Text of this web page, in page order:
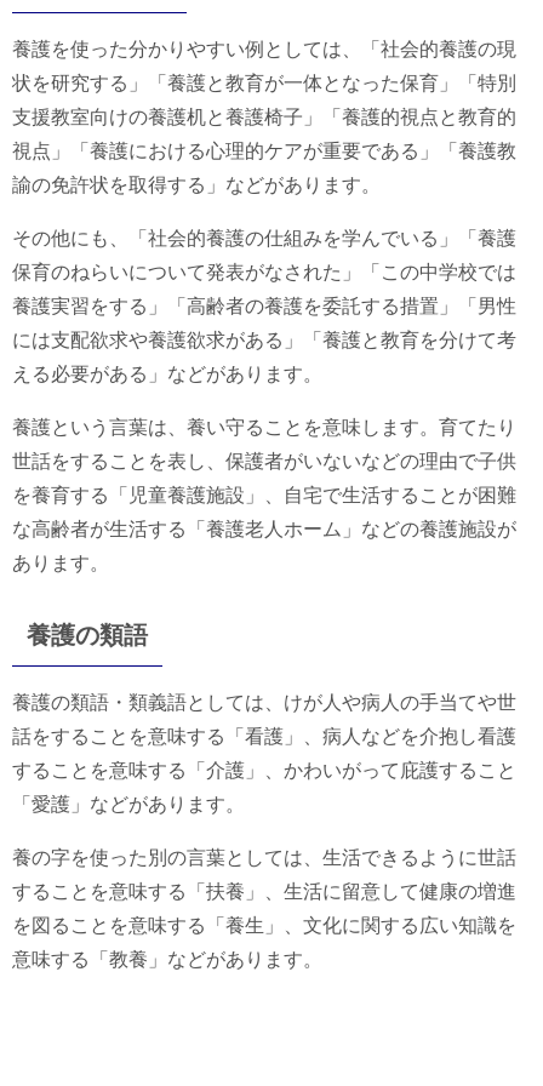
養護を使った分かりやすい例としては、「社会的養護の現
状を研究する」「養護と教育が一体となった保育」「特別
支援教室向けの養護机と養護椅子」「養護的視点と教育的
視点」「養護における心理的ケアが重要である」「養護教
諭の免許状を取得する」などがあります。
その他にも、「社会的養護の仕組みを学んでいる」「養護
保育のねらいについて発表がなされた」「この中学校では
養護実習をする」「高齢者の養護を委託する措置」「男性
には支配欲求や養護欲求がある」「養護と教育を分けて考
える必要がある」などがあります。
養護という言葉は、養い守ることを意味します。育てたり
世話をすることを表し、保護者がいないなどの理由で子供
を養育する「児童養護施設」、自宅で生活することが困難
な高齢者が生活する「養護老人ホーム」などの養護施設が
あります。
養護の類語
養護の類語・類義語としては、けが人や病人の手当てや世
話をすることを意味する「看護」、病人などを介抱し看護
することを意味する「介護」、かわいがって庇護すること
「愛護」などがあります。
養の字を使った別の言葉としては、生活できるように世話
することを意味する「扶養」、生活に留意して健康の増進
を図ることを意味する「養生」、文化に関する広い知識を
意味する「教養」などがあります。